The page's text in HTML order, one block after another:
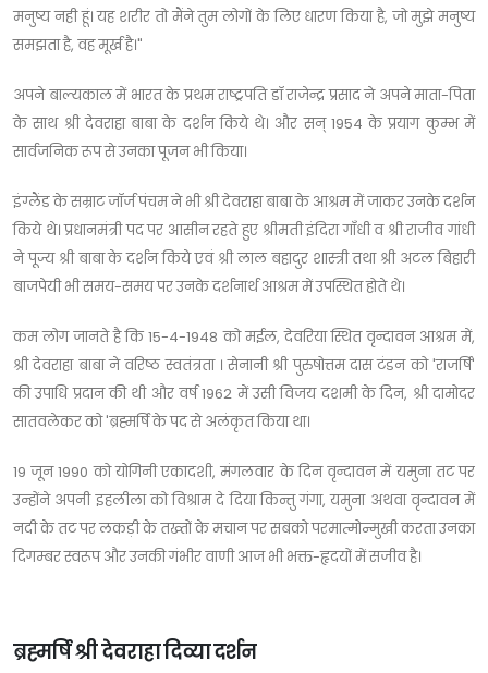
मनुष्य नही हूं। यह शरीर तो मैंने तुम लोगों के लिए धारण किया है, जो मुझे मनुष्य
समझता है, वह मूर्ख है।"
अपने बाल्यकाल में भारत के प्रथम राष्ट्रपति डॉ राजेन्द्र प्रसाद ने अपने माता-पिता
के साथ श्री देवराहा बाबा के दर्शन किये थे। और सन् 1954 के प्रयाग कुम्भ में
सार्वजनिक रूप से उनका पूजन भी किया।
इंग्लैंड के सम्राट जॉर्ज पंचम ने भी श्री देवराहा बाबा के आश्रम में जाकर उनके दर्शन
किये थे। प्रधानमंत्री पद पर आसीन रहते हुए श्रीमती इंदिरा गाँधी व श्री राजीव गांधी
ने पूज्य श्री बाबा के दर्शन किये एवं श्री लाल बहादुर शास्त्री तथा श्री अटल बिहारी
बाजपेयी भी समय-समय पर उनके दर्शनार्थ आश्रम में उपस्थित होते थे।
कम लोग जानते है कि 15-4-1948 को मईल, देवरिया स्थित वृन्दावन आश्रम में,
श्री देवराहा बाबा ने वरिष्ठ स्वतंत्रता । सेनानी श्री पुरुषोत्तम दास टंडन को 'राजर्षि'
की उपाधि प्रदान की थी और वर्ष 1962 में उसी विजय दशमी के दिन, श्री दामोदर
सातवलेकर को 'ब्रह्मर्षि के पद से अलंकृत किया था।
19 जून 1990 को योगिनी एकादशी, मंगलवार के दिन वृन्दावन में यमुना तट पर
उन्होंने अपनी इहलीला को विश्राम दे दिया किन्तु गंगा, यमुना अथवा वृन्दावन में
नदी के तट पर लकड़ी के तख्तों के मचान पर सबको परमात्मोन्मुखी करता उनका
दिगम्बर स्वरूप और उनकी गंभीर वाणी आज भी भक्त-हृदयों में सजीव है।
ब्रह्मर्षि श्री देवराहा दिव्या दर्शन